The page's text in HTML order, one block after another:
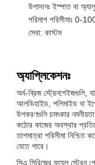
উপাদানঃ ইস্পাত বা
পরিমাপ পরিসীমাঃ 0-
সেবা: কাস্টম
অ্যাপ্লিকেশনঃ
অর্ধ-ব্রিজ স্ট্রেনগেইজগুলি,
আলডিহাইড, পলিমাইড বা
উপকরণগুলি চমৎকার
কঠোর কাজের অবস্থার
তাপমাত্রা পরিসীমা নিশ্চিত
যেতে পারে।
সিএ সিরিজের ফয়েল স্ট্রেন